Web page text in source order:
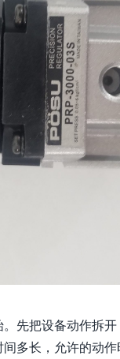
先把设备动作拆
多长，允许的动